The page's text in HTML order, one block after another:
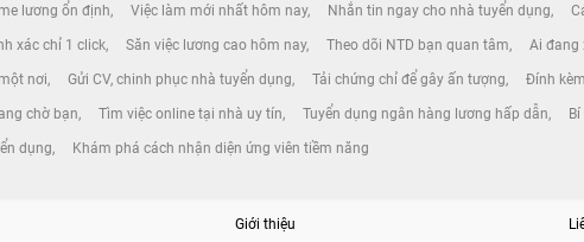
lương ổn định Việc làm mới nhất hôm nay Nhắn tin ngay cho nhà tuyển dụng
xác chỉ 1 click Săn việc lương cao hôm nay Theo dõi NTD bạn quan tâm Ai đang
nơi Gửi CV, chinh phục nhà tuyển dụng Tải chứng chỉ để gây ấn tượng Đính
chờ bạn Tìm việc online tại nhà uy tín Tuyển dụng ngân hàng lương hấp dẫn
dụng Khám phá cách nhận diện ứng viên tiềm năng
Giới thiệu